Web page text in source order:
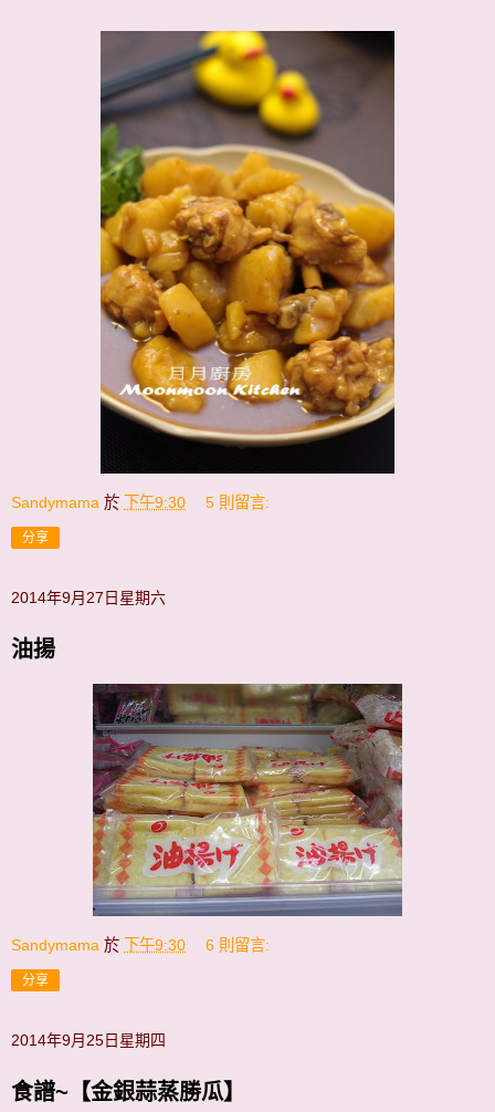
Sandymama 於 下午9:30 5 則留言:
分享
2014年9月27日星期六
油揚
Sandymama 於 下午9:30 6 則留言:
分享
2014年9月25日星期四
食譜~【金銀蒜蒸勝瓜】